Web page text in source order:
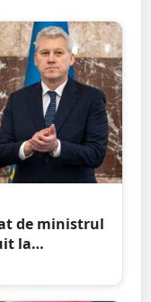
de ministrul
la